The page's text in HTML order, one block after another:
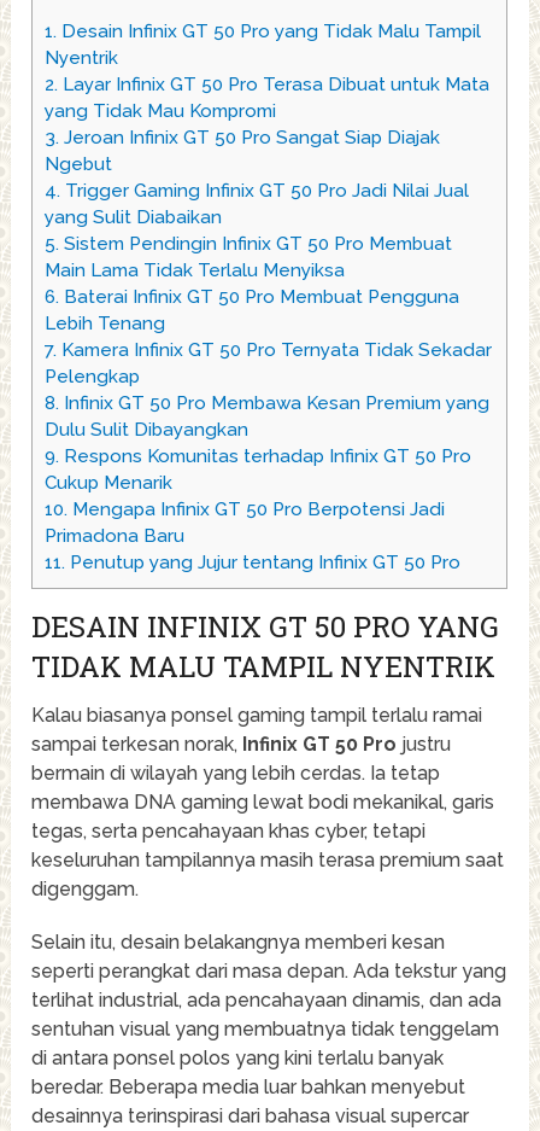
1. Desain Infinix GT 50 Pro yang Tidak Malu Tampil
Nyentrik
2. Layar Infinix GT 50 Pro Terasa Dibuat untuk Mata
yang Tidak Mau Kompromi
3. Jeroan Infinix GT 50 Pro Sangat Siap Diajak
Ngebut
4. Trigger Gaming Infinix GT 50 Pro Jadi Nilai Jual
yang Sulit Diabaikan
5. Sistem Pendingin Infinix GT 50 Pro Membuat
Main Lama Tidak Terlalu Menyiksa
6. Baterai Infinix GT 50 Pro Membuat Pengguna
Lebih Tenang
7. Kamera Infinix GT 50 Pro Ternyata Tidak Sekadar
Pelengkap
8. Infinix GT 50 Pro Membawa Kesan Premium yang
Dulu Sulit Dibayangkan
9. Respons Komunitas terhadap Infinix GT 50 Pro
Cukup Menarik
10. Mengapa Infinix GT 50 Pro Berpotensi Jadi
Primadona Baru
11. Penutup yang Jujur tentang Infinix GT 50 Pro
DESAIN INFINIX GT 50 PRO YANG
TIDAK MALU TAMPIL NYENTRIK
Kalau biasanya ponsel gaming tampil terlalu ramai
sampai terkesan norak, Infinix GT 50 Pro justru
bermain di wilayah yang lebih cerdas. Ia tetap
membawa DNA gaming lewat bodi mekanikal, garis
tegas, serta pencahayaan khas cyber, tetapi
keseluruhan tampilannya masih terasa premium saat
digenggam.
Selain itu, desain belakangnya memberi kesan
seperti perangkat dari masa depan. Ada tekstur yang
terlihat industrial, ada pencahayaan dinamis, dan ada
sentuhan visual yang membuatnya tidak tenggelam
di antara ponsel polos yang kini terlalu banyak
beredar. Beberapa media luar bahkan menyebut
desainnya terinspirasi dari bahasa visual supercar